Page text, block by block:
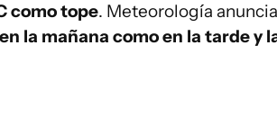
como tope. Meteorología anuncia
la mañana como en la tarde y